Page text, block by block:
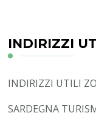
INDIRIZZI
INDIRIZZI UTILI
SARDEGNA